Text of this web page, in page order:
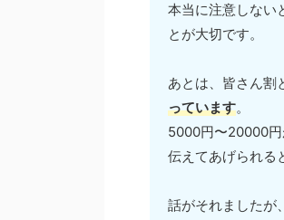
本当に注意しない
とが大切です。
あとは、皆さん割
っています。
5000円〜20000円
伝えてあげられる
話がそれましたが